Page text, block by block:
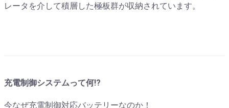
レータを介して積層した極板群が収納されています。
充電制御システムって何!?
今なぜ充電制御対応バッテリーなのか！